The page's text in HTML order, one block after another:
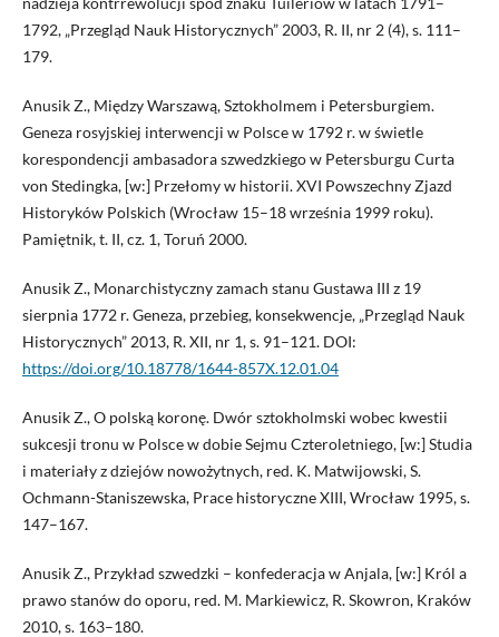
1792, „Przegląd Nauk Historycznych” 2003, R. II, nr 2 (4), s. 111–
179.
Anusik Z., Między Warszawą, Sztokholmem i Petersburgiem.
Geneza rosyjskiej interwencji w Polsce w 1792 r. w świetle
korespondencji ambasadora szwedzkiego w Petersburgu Curta
von Stedingka, [w:] Przełomy w historii. XVI Powszechny Zjazd
Historyków Polskich (Wrocław 15–18 września 1999 roku).
Pamiętnik, t. II, cz. 1, Toruń 2000.
Anusik Z., Monarchistyczny zamach stanu Gustawa III z 19
sierpnia 1772 r. Geneza, przebieg, konsekwencje, „Przegląd Nauk
Historycznych” 2013, R. XII, nr 1, s. 91–121. DOI:
https://doi.org/10.18778/1644-857X.12.01.04
Anusik Z., O polską koronę. Dwór sztokholmski wobec kwestii
sukcesji tronu w Polsce w dobie Sejmu Czteroletniego, [w:] Studia
i materiały z dziejów nowożytnych, red. K. Matwijowski, S.
Ochmann-Staniszewska, Prace historyczne XIII, Wrocław 1995, s.
147–167.
Anusik Z., Przykład szwedzki – konfederacja w Anjala, [w:] Król a
prawo stanów do oporu, red. M. Markiewicz, R. Skowron, Kraków
2010, s. 163–180.